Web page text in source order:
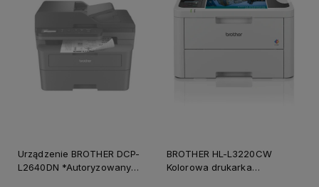
Urządzenie BROTHER DCP-
L2640DN *Autoryzowany
BROTHER HL-L3220CW
Kolorowa drukarka